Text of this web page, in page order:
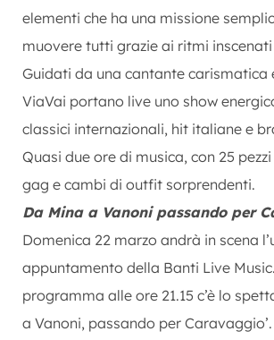
elementi che ha una missione
muovere tutti grazie ai ritmi
Guidati da una cantante carismatica
ViaVai portano live uno show
classici internazionali, hit italiane e
Quasi due ore di musica, con 25
gag e cambi di outfit sorprendenti.
Da Mina a Vanoni passando per
Domenica 22 marzo andrà in scena
appuntamento della Banti Live
programma alle ore 21.15 c’è lo
a Vanoni, passando per